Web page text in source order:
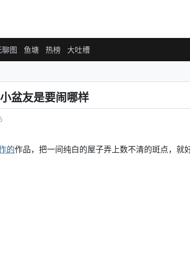
聊图 鱼塘 热榜 大吐槽
盆友是要闹哪样
的作品，把一间纯白的屋子弄上数不清的斑点，就